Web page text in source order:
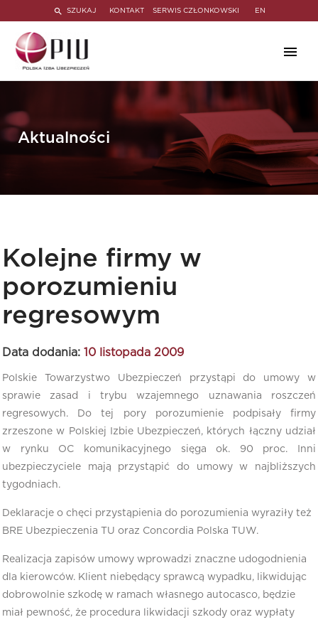
SZUKAJ KONTAKT SERWIS CZŁONKOWSKI EN
Aktualności
Kolejne firmy w
porozumieniu
regresowym
Data dodania: 10 listopada 2009
Polskie Towarzystwo Ubezpieczeń przystąpi do umowy w
sprawie zasad i trybu wzajemnego uznawania roszczeń
regresowych. Do tej pory porozumienie podpisały firmy
zrzeszone w Polskiej Izbie Ubezpieczeń, których łączny udział
w rynku OC komunikacyjnego sięga ok. 90 proc. Inni
ubezpieczyciele mają przystąpić do umowy w najbliższych
tygodniach.
Deklaracje o chęci przystąpienia do porozumienia wyraziły też
BRE Ubezpieczenia TU oraz Concordia Polska TUW.
Realizacja zapisów umowy wprowadzi znaczne udogodnienia
dla kierowców. Klient niebędący sprawcą wypadku, likwidując
dobrowolnie szkodę w ramach własnego autocasco, będzie
miał pewność, że procedura likwidacji szkody oraz wypłaty